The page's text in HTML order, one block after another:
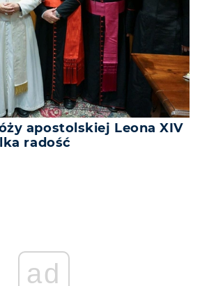
apostolskiej Leona XIV
radość
ad